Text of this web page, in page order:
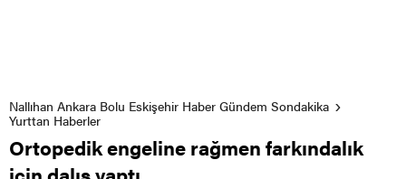
Nallıhan Ankara Bolu Eskişehir Haber Gündem Sondakika
Yurttan Haberler
Ortopedik engeline rağmen farkındalık